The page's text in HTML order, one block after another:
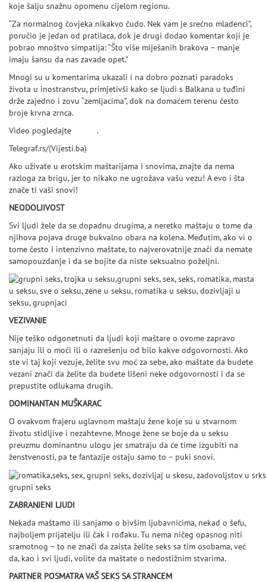
koje šalju snažnu opomenu cijelom regionu.
“Za normalnog čovjeka nikakvo čudo. Nek vam je srećno mladenci”,
poručio je jedan od pratilaca, dok je drugi dodao komentar koji je
pobrao mnoštvo simpatija: “Što više miješanih brakova – manje
imaju šansu da nas zavade opet.”
Mnogi su u komentarima ukazali i na dobro poznati paradoks
života u inostranstvu, primjetivši kako se ljudi s Balkana u tuđini
drže zajedno i zovu “zemljacima”, dok na domaćem terenu često
broje krvna zrnca.
Video pogledajte
.
Telegraf.rs/(Vijesti.ba)
Ako uživate u erotskim maštarijama i snovima, znajte da nema
razloga za brigu, jer to nikako ne ugrožava vašu vezu! A evo i šta
znače ti vaši snovi!
NEODOLJIVOST
Svi ljudi žele da se dopadnu drugima, a neretko maštaju o tome da
njihova pojava druge bukvalno obara na kolena. Međutim, ako vi o
tome često i intenzivno maštate, to najverovatnije znači da nemate
samopouzdanje i da se bojite da niste seksualno poželjni.
VEZIVANJE
Nije teško odgonetnuti da ljudi koji maštare o ovome zapravo
sanjaju ili o moći ili o razrešenju od bilo kakve odgovornosti. Ako
ste vi taj koji vezuje, želite svu moć za sebe, ako maštate da budete
vezani znači da želite da budete lišeni neke odgovornosti i da se
prepustite odlukama drugih.
DOMINANTAN MUŠKARAC
O ovakvom frajeru uglavnom maštaju žene koje su u stvarnom
životu stidljive i nezahtevne. Mnoge žene se boje da u seksu
preuzmu dominantnu ulogu jer smatraju da će time izgubiti na
ženstvenosti, pa te fantazije ostaju samo to – puki snovi.
grupni seks
ZABRANJENI LJUDI
Nekada maštamo ili sanjamo o bivšim ljubavnicima, nekad o šefu,
najboljem prijatelju ili čak i rođaku. Tu nema ničeg opasnog niti
sramotnog – to ne znači da zaista želite seks sa tim osobama, već
da, kao i svi ljudi, volite da maštate o nedostižnim stvarima.
PARTNER POSMATRA VAŠ SEKS SA STRANCEM